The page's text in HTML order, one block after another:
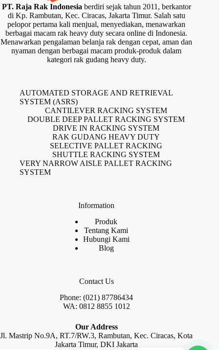
PT. Raja Rak Indonesiaberdiri sejak tahun 2011, berkantor
di Kp. Rambutan, Kec. Ciracas, Jakarta Timur. Salah satu
pelopor pertama kali menjual, menyediakan, menawarkan
berbagai macam rak heavy duty secara online di Indonesia.
Menawarkan pengalaman belanja rak dengan cepat, aman dan
nyaman dengan berbagai macam produk-produk dalam
kategori rak gudang heavy duty.
AUTOMATED STORAGE AND RETRIEVAL
SYSTEM (ASRS)
CANTILEVER RACKING SYSTEM
DOUBLE DEEP PALLET RACKING SYSTEM
DRIVE IN RACKING SYSTEM
RAK GUDANG HEAVY DUTY
SELECTIVE PALLET RACKING
SHUTTLE RACKING SYSTEM
VERY NARROW AISLE PALLET RACKING
SYSTEM
Information
Produk
Tentang Kami
Hubungi Kami
Blog
Contact Us
Phone: (021) 87786434
WA: 0812 8855 1012
Our Address
Jl. Mastrip No.9A, RT.7/RW.3, Rambutan, Kec. Ciracas, Kota
Jakarta Timur, DKI Jakarta